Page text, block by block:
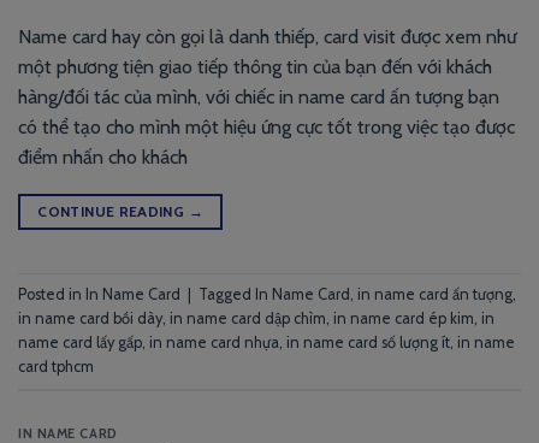
Name card hay còn gọi là danh thiếp, card visit được xem như
một phương tiện giao tiếp thông tin của bạn đến với khách
hàng/đối tác của mình, với chiếc in name card ấn tượng bạn
có thể tạo cho mình một hiệu ứng cực tốt trong việc tạo được
điểm nhấn cho khách
CONTINUE READING →
Posted in In Name Card Tagged In Name Card in name card ấn tượng
in name card bồi dày in name card dập chìm in name card ép kim in
name card lấy gấp in name card nhựa in name card số lượng ít in name
card tphcm
IN NAME CARD